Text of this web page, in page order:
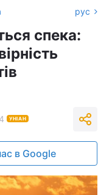
рус
спека:
УНІАН
в Google